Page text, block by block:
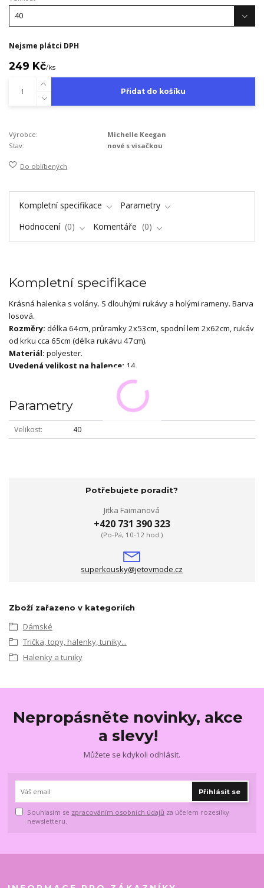
Nejsme plátci DPH
249 Kč/ks
Přidat do košíku
Výrobce:
Michelle Keegan
Stav:
nové s visačkou
Do oblíbených
Kompletní specifikace
Parametry
Hodnocení
0 Komentáře 0
Kompletní specifikace
Krásná halenka s volány. S dlouhými rukávy a holými rameny. Barva
losová.
Rozměry: délka 64cm, průramky 2x53cm, spodní lem 2x62cm, rukáv
od krku cca 65cm (délka rukávu 47cm).
Materiál: polyester.
Uvedená velikost na halence: 14.
Parametry
Velikost 40
Potřebujete poradit?
Jitka Faimanová
+420 731 390 323
(Po-Pá, 10-12 hod.)
superkousky@jetovmode.cz
Zboží zařazeno v kategoriích
Dámské
Trička, topy, halenky, tuniky...
Halenky a tuniky
Nepropásněte novinky, akce
a slevy!
Můžete se kdykoli odhlásit.
Přihlásit se
Souhlasím se zpracováním osobních údajů za účelem rozesílky
newsletteru.